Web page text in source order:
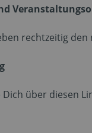
rechtzeitig
Dich über diesen